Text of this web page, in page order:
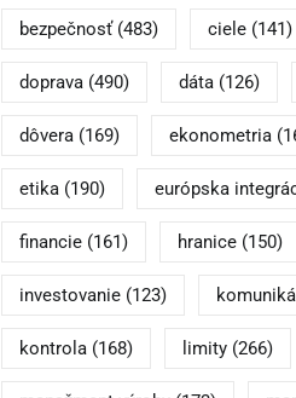
bezpečnosť(483) ciele(141)
doprava(490) dáta(126)
dôvera(169) ekonometria
etika(190) európska
financie(161) hranice(150)
investovanie(123)
kontrola(168) limity(266)